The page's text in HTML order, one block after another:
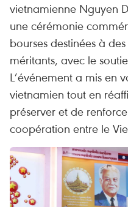
vietnamienne Nguyen
une cérémonie
bourses destinées à
méritants, avec le
L’événement a mis en
vietnamien tout en
préserver et de
coopération entre le